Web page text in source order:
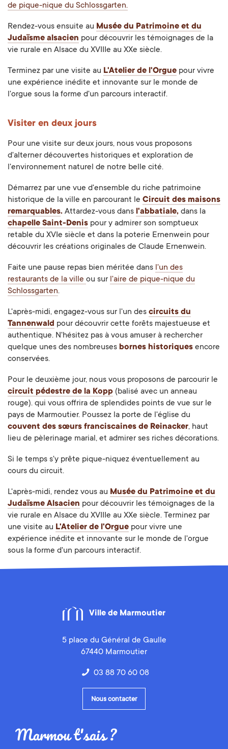
de pique-nique du Schlossgarten.
Rendez-vous ensuite au Musée du Patrimoine et du
Judaïsme alsacien pour découvrir les témoignages de la
vie rurale en Alsace du XVIIIe au XXe siècle.
Terminez par une visite au L'Atelier de l'Orgue pour vivre
une expérience inédite et innovante sur le monde de
l'orgue sous la forme d'un parcours interactif.
Visiter en deux jours
Pour une visite sur deux jours, nous vous proposons
d'alterner découvertes historiques et exploration de
l'environnement naturel de notre belle cité.
Démarrez par une vue d'ensemble du riche patrimoine
historique de la ville en parcourant le Circuit des maisons
remarquables. Attardez-vous dans l'abbatiale, dans la
chapelle Saint-Denis pour y admirer son somptueux
retable du XVIe siècle et dans la poterie Ernenwein pour
découvrir les créations originales de Claude Ernenwein.
Faite une pause repas bien méritée dans l'un des
restaurants de la ville ou sur l'aire de pique-nique du
Schlossgarten.
L'après-midi, engagez-vous sur l'un des circuits du
Tannenwald pour découvrir cette forêts majestueuse et
authentique. N'hésitez pas à vous amuser à rechercher
quelque unes des nombreuses bornes historiques encore
conservées.
Pour le deuxième jour, nous vous proposons de parcourir le
circuit pédestre de la Kopp (balisé avec un anneau
rouge). qui vous offrira de splendides points de vue sur le
pays de Marmoutier. Poussez la porte de l'église du
couvent des sœurs franciscaines de Reinacker, haut
lieu de pèlerinage marial, et admirer ses riches décorations.
Si le temps s'y prête pique-niquez éventuellement au
cours du circuit.
L'après-midi, rendez vous au Musée du Patrimoine et du
Judaïsme Alsacien pour découvrir les témoignages de la
vie rurale en Alsace du XVIIIe au XXe siècle. Terminez par
une visite au L'Atelier de l'Orgue pour vivre une
expérience inédite et innovante sur le monde de l'orgue
sous la forme d'un parcours interactif.
Ville de Marmoutier
5 place du Général de Gaulle
67440 Marmoutier
03 88 70 60 08
Nous contacter